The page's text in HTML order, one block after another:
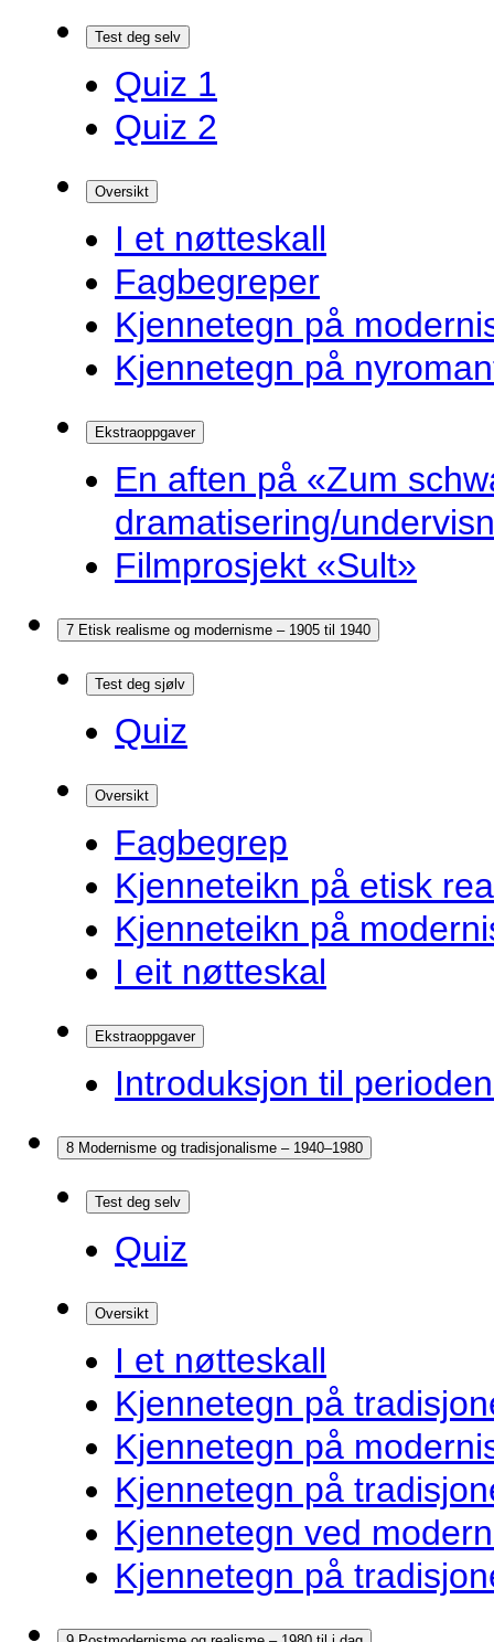
Test deg selv
Quiz 1
Quiz 2
Oversikt
I et nøtteskall
Fagbegreper
Kjennetegn på
Kjennetegn på
Ekstraoppgaver
En aften på «Zum
dramatisering/
Filmprosjekt «Sult»
7 Etisk realisme og modernisme – 1905 til 1940
Test deg sjølv
Quiz
Oversikt
Fagbegrep
Kjenneteikn på etisk
Kjenneteikn på
I eit nøtteskal
Ekstraoppgaver
Introduksjon til
8 Modernisme og tradisjonalisme – 1940–1980
Test deg selv
Quiz
Oversikt
I et nøtteskall
Kjennetegn på
Kjennetegn på
Kjennetegn på
Kjennetegn ved
Kjennetegn på